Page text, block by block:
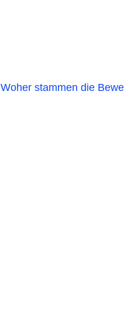
Woher stammen die